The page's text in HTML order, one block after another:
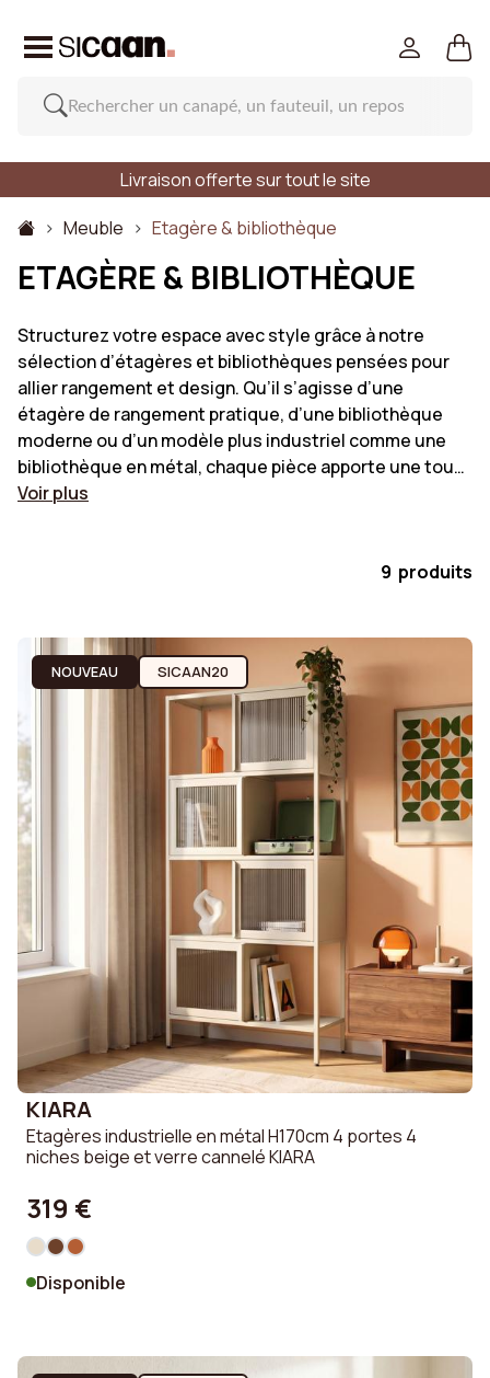
Livraison offerte sur tout le site
Meuble
Etagère & bibliothèque
ETAGÈRE & BIBLIOTHÈQUE
Structurez votre espace avec style grâce à notre
sélection d’étagères et bibliothèques pensées pour
allier rangement et design. Qu’il s’agisse d’une
étagère de rangement pratique, d’une bibliothèque
moderne ou d’un modèle plus industriel comme une
bibliothèque en métal, chaque pièce apporte une tou…
Voir plus
9 produits
NOUVEAU SICAAN20
KIARA
Etagères industrielle en métal H170cm 4 portes 4
niches beige et verre cannelé KIARA
319 €
Disponible